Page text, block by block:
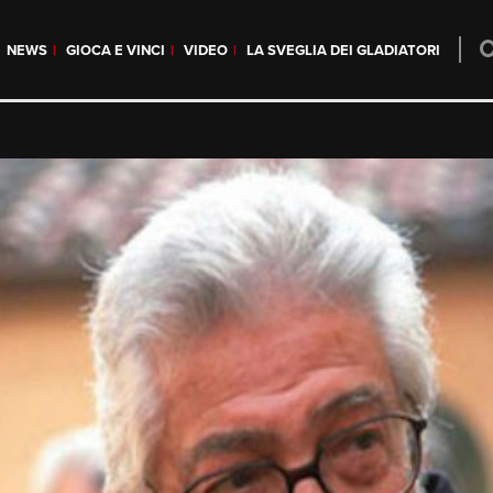
NEWS GIOCA E VINCI VIDEO LA SVEGLIA DEI GLADIATORI